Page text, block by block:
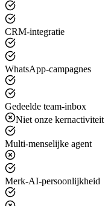
CRM-integratie
WhatsApp-campagnes
Gedeelde team-inbox
Niet onze kernactiviteit
Multi-menselijke agent
Merk-AI-persoonlijkheid